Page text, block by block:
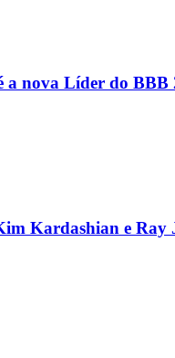
nova Líder do BBB
Kardashian e